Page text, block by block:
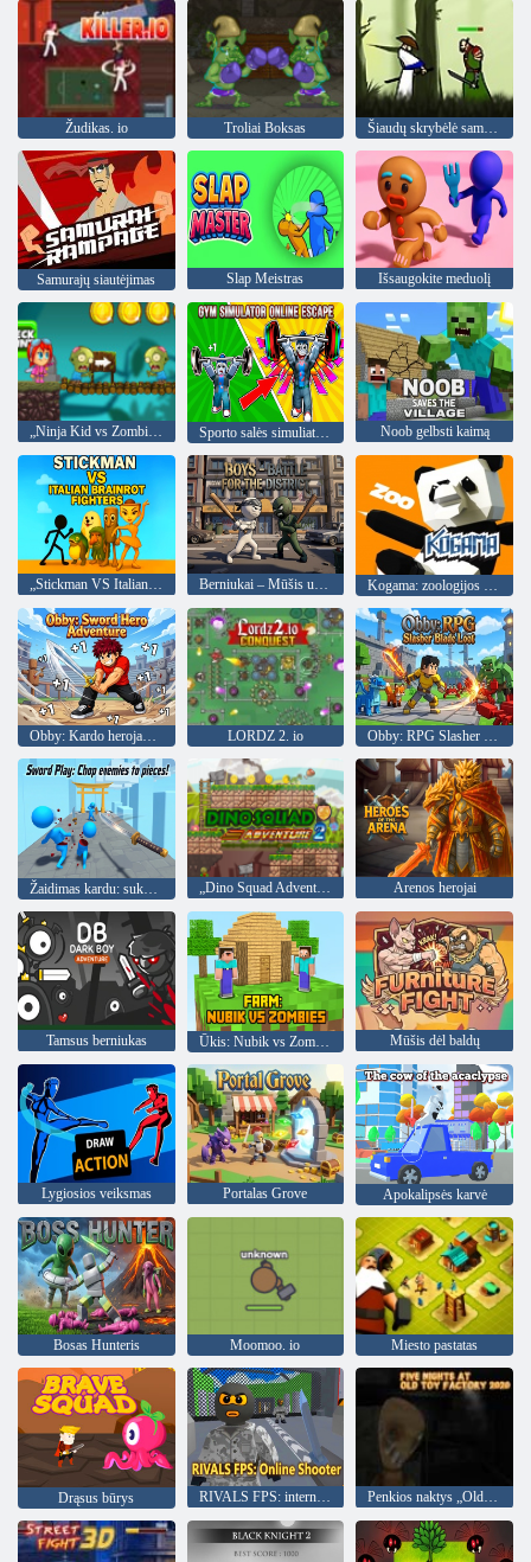
Žudikas. io Troliai Boksas
Samurajų siautėjimas Slap Meistras Išsaugokite meduolį
„Ninja Kid vs Zombies“ Sporto salės simuliatorius internetinis pabėgimas Noob gelbsti kaimą
Kogama: zoologijos sodas
Obby: Kardo herojaus nuotykis LORDZ 2. io Obby: RPG Slasher Blade Loot
Žaidimas kardu: sukapokite priešus į gabalus! „Dino Squad Adventure 2“ Arenos herojai
Tamsus berniukas Ūkis: Nubik vs Zombies Mūšis dėl baldų
Lygiosios veiksmas Portalas Grove Apokalipsės karvė
Bosas Hunteris Moomoo. io Miesto pastatas
Drąsus būrys RIVALS FPS: internetinis šaulys Penkios naktys „Old Toy Factory 2020“